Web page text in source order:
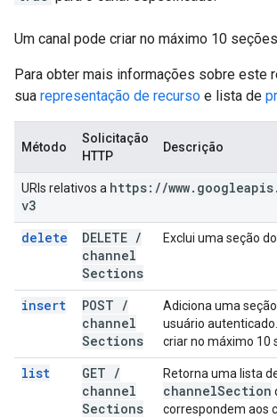
Um canal pode criar no máximo 10
Para obter mais informações sobre este
sua representação de recurso e lista de
Método
Solicitação
HTTP
Descrição
URIs relativos a https: //www. googleapis.
v3
delete
DELETE /
channel
Sections
Exclui uma seção do
insert POST /
channel
Sections
Adiciona uma
usuário
criar no máximo 10
list GET /
channel
Sections
Retorna uma lista
channelSection
correspondem aos